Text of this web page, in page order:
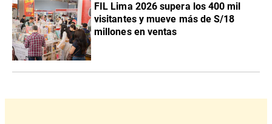
FIL Lima 2026 supera los 400 mil
visitantes y mueve más de S/18
millones en ventas